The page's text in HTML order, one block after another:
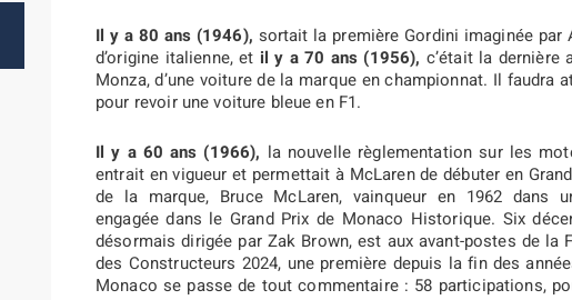
Il y a 80 ans (1946), sortait la première Gordini imaginée par
d’origine italienne, et il y a 70 ans (1956), c’était la dernière
Monza, d’une voiture de la marque en championnat. Il faudra
pour revoir une voiture bleue en F1.
Il y a 60 ans (1966), la nouvelle règlementation sur les
entrait en vigueur et permettait à McLaren de débuter en
de la marque, Bruce McLaren, vainqueur en 1962 dans
engagée dans le Grand Prix de Monaco Historique. Six
désormais dirigée par Zak Brown, est aux avant-postes de la
des Constructeurs 2024, une première depuis la fin des
Monaco se passe de tout commentaire : 58 participations,